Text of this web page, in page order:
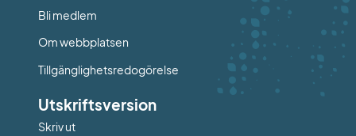
Bli medlem
Om webbplatsen
Tillgänglighetsredogörelse
Utskriftsversion
Skriv ut